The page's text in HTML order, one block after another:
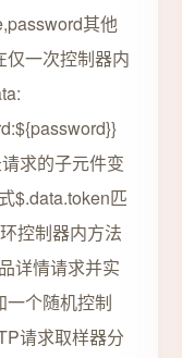
其他
仅一次控制器内
求的子元件变
$.data.token匹
控制器内方法
详情请求并实
一个随机控制
请求取样器分